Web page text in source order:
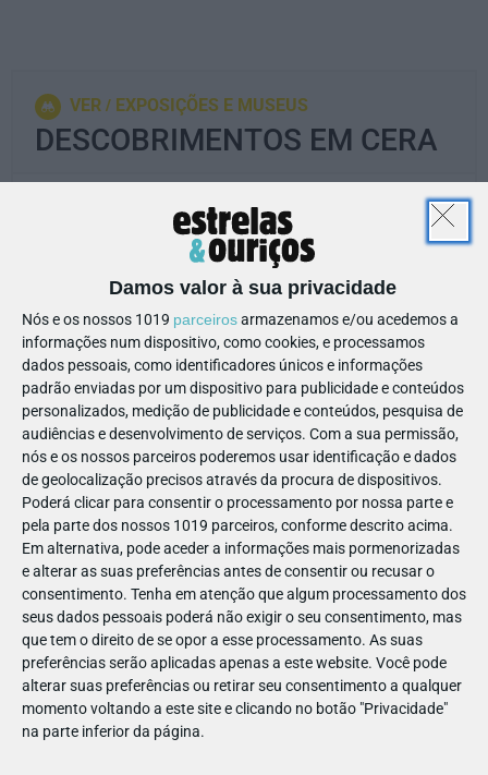
Damos valor à sua privacidade
Nós e os nossos 1019 parceirosarmazenamos e/ou acedemos a
informações num dispositivo, como cookies, e processamos
dados pessoais, como identificadores únicos e informações
padrão enviadas por um dispositivo para publicidade e conteúdos
personalizados, medição de publicidade e conteúdos, pesquisa de
audiências e desenvolvimento de serviços. Com a sua permissão,
nós e os nossos parceiros poderemos usar identificação e dados
de geolocalização precisos através da procura de dispositivos.
Poderá clicar para consentir o processamento por nossa parte e
pela parte dos nossos 1019 parceiros, conforme descrito acima.
Em alternativa, pode aceder a informações mais pormenorizadas
e alterar as suas preferências antes de consentir ou recusar o
consentimento. Tenha em atenção que algum processamento dos
seus dados pessoais poderá não exigir o seu consentimento, mas
que tem o direito de se opor a esse processamento. As suas
preferências serão aplicadas apenas a este website. Você pode
alterar suas preferências ou retirar seu consentimento a qualquer
momento voltando a este site e clicando no botão "Privacidade"
na parte inferior da página.
VER EXPOSIÇÕES E MUSEUS
DESCOBRIMENTOS EM CERA
MUSEU DE CERA DOS DESCOBRIMENTOS
Website
geral@museuceradescobrimentos.com
282 039 650 Ver Detalhes
4€ € - 6€ € +
0
Urbanização Marina da Lagos - Edifício Astrolábio,
Lote 24, Loja 3, 8600-315- Lagos
RESTAURAÇÃO